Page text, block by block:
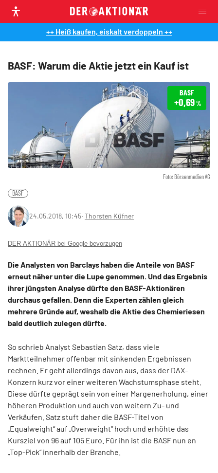
++ Heiß kaufen, eiskalt verdoppeln ++
BASF: Warum die Aktie jetzt ein Kauf ist
Foto: Börsenmedien AG
BASF
+0,69%
BASF
24.05.2018, 10:45‧ Thorsten Küfner
DER AKTIONÄR bei Google bevorzugen
Die Analysten von Barclays haben die Anteile von BASF
erneut näher unter die Lupe genommen. Und das Ergebnis
ihrer jüngsten Analyse dürfte den BASF-Aktionären
durchaus gefallen. Denn die Experten zählen gleich
mehrere Gründe auf, weshalb die Aktie des Chemieriesen
bald deutlich zulegen dürfte.
So schrieb Analyst Sebastian Satz, dass viele
Marktteilnehmer offenbar mit sinkenden Ergebnissen
rechnen. Er geht allerdings davon aus, dass der DAX-
Konzern kurz vor einer weiteren Wachstumsphase steht.
Diese dürfte geprägt sein von einer Margenerholung, einer
höheren Produktion und auch von weitern Zu- und
Verkäufen. Satz stuft daher die BASF-Titel von
„Equalweight“ auf „Overweight“ hoch und erhöhte das
Kursziel von 96 auf 105 Euro. Für ihn ist die BASF nun en
„Top-Pick“ innerhalb der Branche.